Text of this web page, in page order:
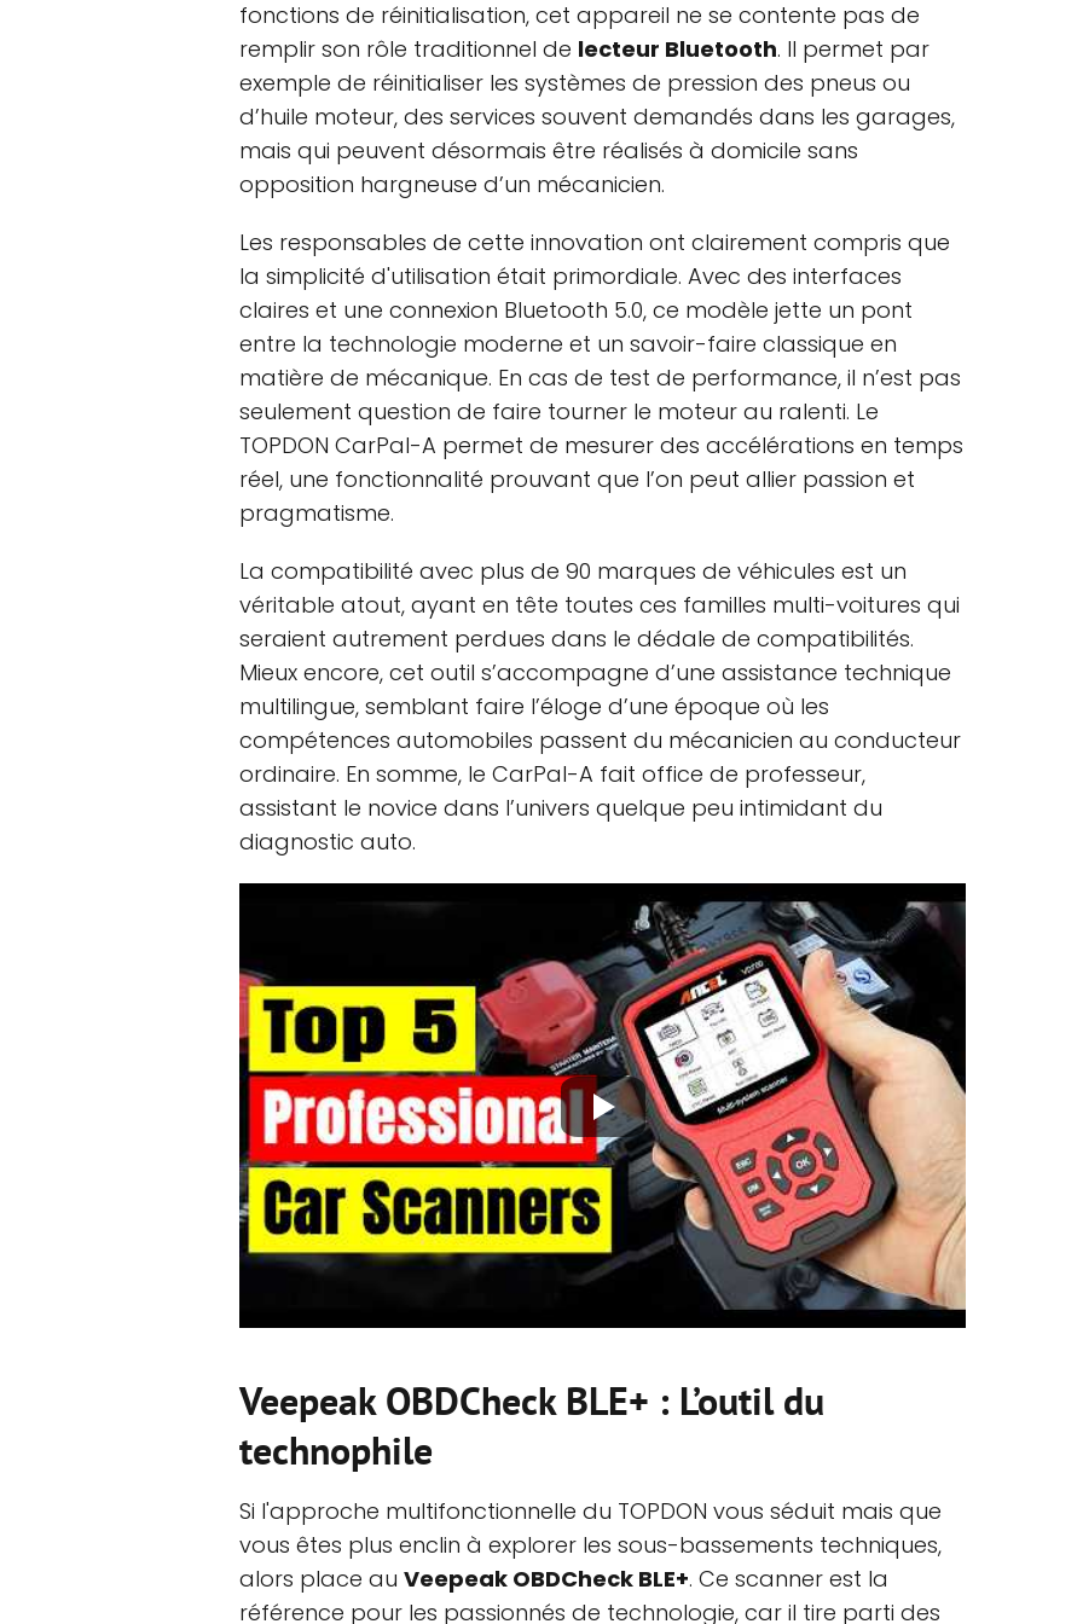
fonctions de réinitialisation, cet appareil ne se contente pas de
remplir son rôle traditionnel de lecteur Bluetooth. Il permet par
exemple de réinitialiser les systèmes de pression des pneus ou
d’huile moteur, des services souvent demandés dans les garages,
mais qui peuvent désormais être réalisés à domicile sans
opposition hargneuse d’un mécanicien.
Les responsables de cette innovation ont clairement compris que
la simplicité d'utilisation était primordiale. Avec des interfaces
claires et une connexion Bluetooth 5.0, ce modèle jette un pont
entre la technologie moderne et un savoir-faire classique en
matière de mécanique. En cas de test de performance, il n’est pas
seulement question de faire tourner le moteur au ralenti. Le
TOPDON CarPal-A permet de mesurer des accélérations en temps
réel, une fonctionnalité prouvant que l’on peut allier passion et
pragmatisme.
La compatibilité avec plus de 90 marques de véhicules est un
véritable atout, ayant en tête toutes ces familles multi-voitures qui
seraient autrement perdues dans le dédale de compatibilités.
Mieux encore, cet outil s’accompagne d’une assistance technique
multilingue, semblant faire l’éloge d’une époque où les
compétences automobiles passent du mécanicien au conducteur
ordinaire. En somme, le CarPal-A fait office de professeur,
assistant le novice dans l’univers quelque peu intimidant du
diagnostic auto.
Veepeak OBDCheck BLE+ : L’outil du
technophile
Si l'approche multifonctionnelle du TOPDON vous séduit mais que
vous êtes plus enclin à explorer les sous-bassements techniques,
alors place au Veepeak OBDCheck BLE+. Ce scanner est la
référence pour les passionnés de technologie, car il tire parti des